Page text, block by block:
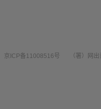
京ICP备11008516号 （署）网